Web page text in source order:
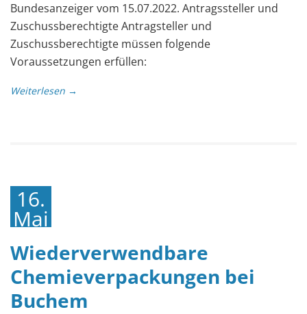
Bundesanzeiger vom 15.07.2022. Antragssteller und
Zuschussberechtigte Antragsteller und
Zuschussberechtigte müssen folgende
Voraussetzungen erfüllen:
Weiterlesen →
16.
Mai
2022
Wiederverwendbare
Chemieverpackungen bei
Buchem